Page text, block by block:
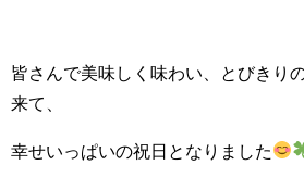
皆さんで美味しく味わい、とびきり
来て、
幸せいっぱいの祝日となりました